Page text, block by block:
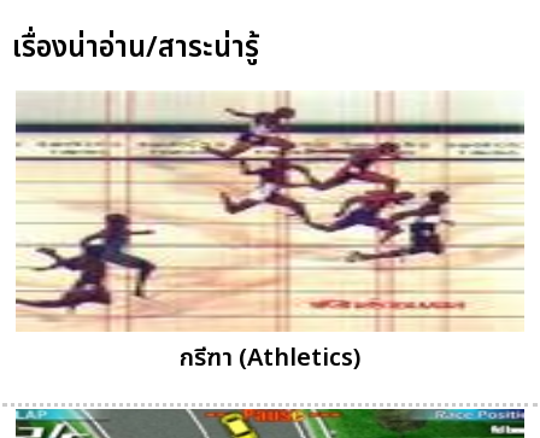
เรื่องน่าอ่าน/สาระน่ารู้
กรีฑา (Athletics)